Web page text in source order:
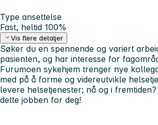
Type ansettelse
Fast, heltid 100%
Vis flere detaljer
Søker du en spennende og variert
pasienten, og har interesse for
Furumoen sykehjem trenger nye
med på å forme og videreutvikle
levere helsetjenester; nå og i
dette jobben for deg!